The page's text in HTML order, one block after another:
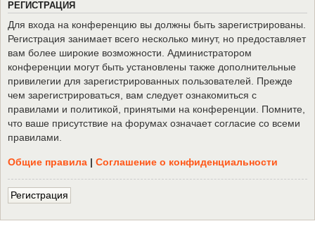
РЕГИСТРАЦИЯ
Для входа на конференцию вы должны быть зарегистрированы.
Регистрация занимает всего несколько минут, но предоставляет
вам более широкие возможности. Администратором
конференции могут быть установлены также дополнительные
привилегии для зарегистрированных пользователей. Прежде
чем зарегистрироваться, вам следует ознакомиться с
правилами и политикой, принятыми на конференции. Помните,
что ваше присутствие на форумах означает согласие со всеми
правилами.
Общие правила | Соглашение о конфиденциальности
Регистрация